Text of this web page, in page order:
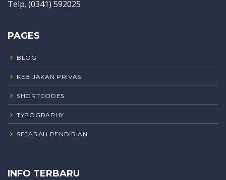
Telp. (0341) 592025
PAGES
BLOG
KEBIJAKAN PRIVASI
SHORTCODES
TYPOGRAPHY
SEJARAH PENDIRIAN
INFO TERBARU